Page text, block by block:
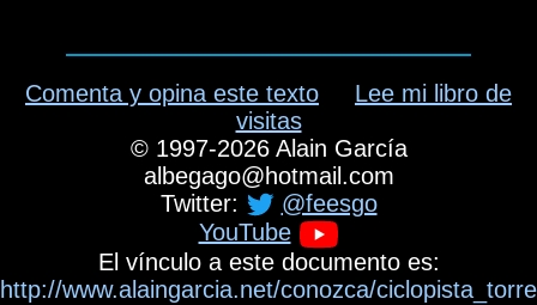
Comenta y opina este texto
Lee mi libro de
visitas
©1997-2026 Alain García
albegago@hotmail.com
Twitter:
@feesgo
YouTube
El vínculo a este documento es:
http://www.alaingarcia.net/conozca/